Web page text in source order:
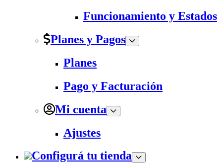
Funcionamiento y Estados
Planes y Pagos
Planes
Pago y Facturación
Mi cuenta
Ajustes
Configurá tu tienda